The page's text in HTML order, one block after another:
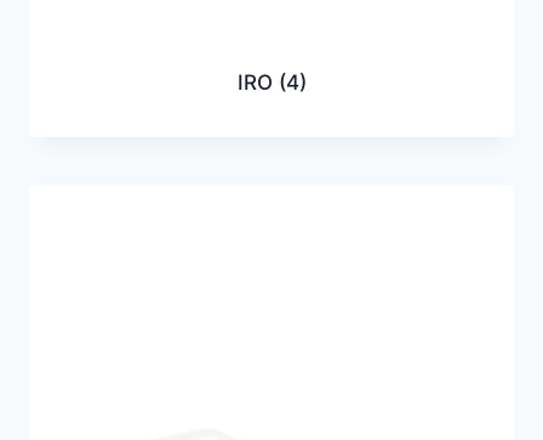
IRO (4)